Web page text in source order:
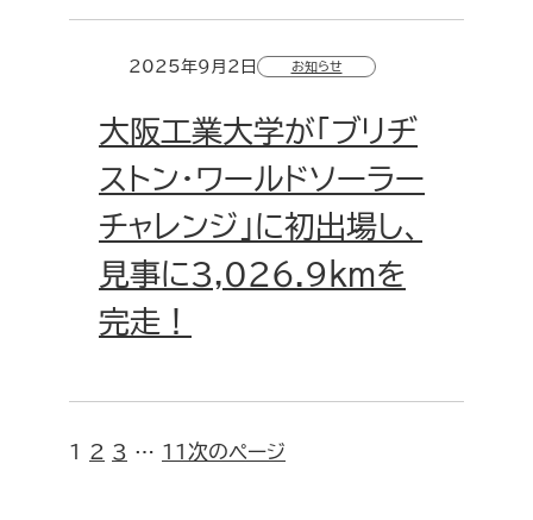
2025年9月2日 お知らせ
大阪工業大学が「ブリヂ
ストン・ワールドソーラー
チャレンジ」に初出場し、
見事に3,026.9kmを
完走！
1 2 3 … 11 次のページ